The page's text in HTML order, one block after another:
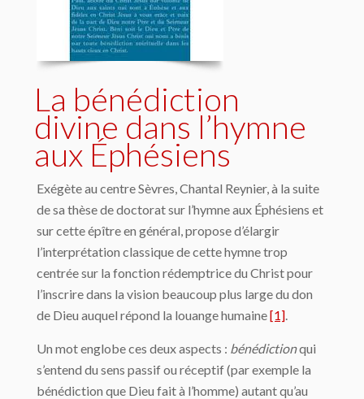
La bénédiction
divine dans l’hymne
aux Éphésiens
Exégète au centre Sèvres, Chantal Reynier, à la suite
de sa thèse de doctorat sur l’hymne aux Éphésiens et
sur cette épître en général, propose d’élargir
l’interprétation classique de cette hymne trop
centrée sur la fonction rédemptrice du Christ pour
l’inscrire dans la vision beaucoup plus large du don
de Dieu auquel répond la louange humaine[1].
Un mot englobe ces deux aspects : bénédictionqui
s’entend du sens passif ou réceptif (par exemple la
bénédiction que Dieu fait à l’homme) autant qu’au